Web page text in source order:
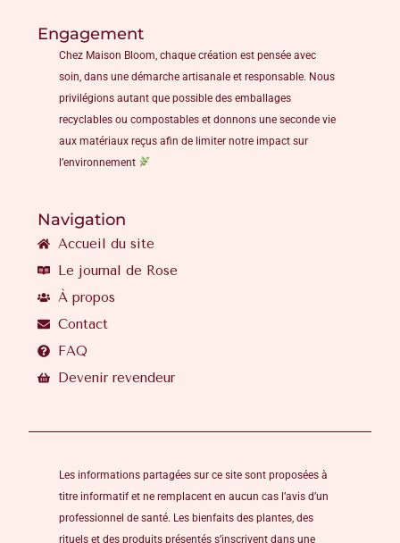
Engagement
Chez Maison Bloom, chaque création est pensée avec
soin, dans une démarche artisanale et responsable. Nous
privilégions autant que possible des emballages
recyclables ou compostables et donnons une seconde vie
aux matériaux reçus afin de limiter notre impact sur
l’environnement
Navigation
Accueil du site
Le journal de Rose
À propos
Contact
FAQ
Devenir revendeur
Les informations partagées sur ce site sont proposées à
titre informatif et ne remplacent en aucun cas l’avis d’un
professionnel de santé. Les bienfaits des plantes, des
rituels et des produits présentés s’inscrivent dans une